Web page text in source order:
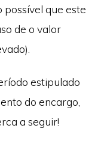
que este
de o valor
estipulado
do encargo,
a seguir!